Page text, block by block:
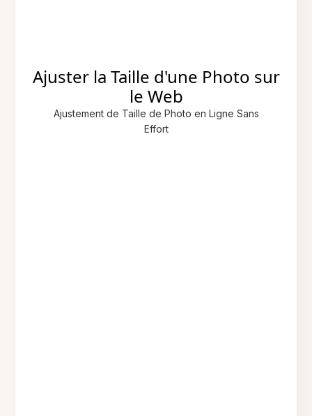
Ajuster la Taille d'une Photo sur
le Web
Ajustement de Taille de Photo en Ligne Sans
Effort